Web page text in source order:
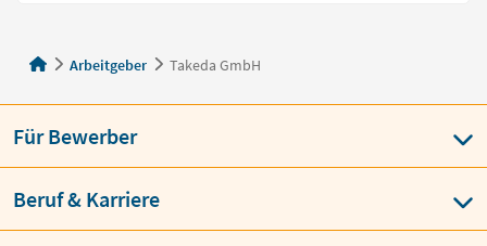
Arbeitgeber Takeda GmbH
Für Bewerber
Beruf & Karriere